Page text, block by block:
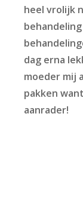
heel vrolijk
dag erna
moeder mij
pakken
aanrader!